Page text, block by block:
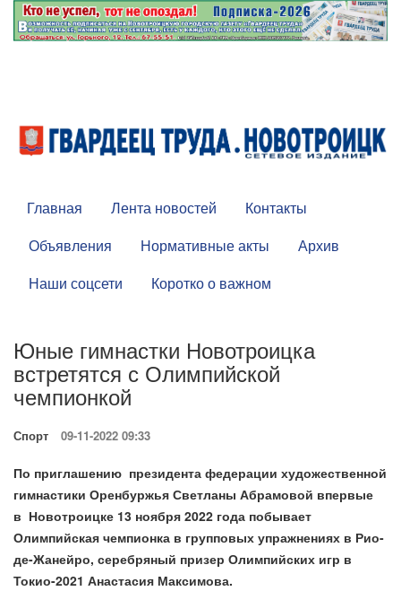
Главная Лента новостей
Контакты
Объявления
Нормативные акты
Архив
Наши соцсети
Коротко о важном
Юные гимнастки Новотроицка
встретятся с Олимпийской
чемпионкой
Спорт 09-11-2022 09:33
По приглашению президента федерации художественной
гимнастики Оренбуржья Светланы Абрамовой впервые
в Новотроицке 13 ноября 2022 года побывает
Олимпийская чемпионка в групповых упражнениях в Рио-
де-Жанейро, серебряный призер Олимпийских игр в
Токио-2021 Анастасия Максимова.